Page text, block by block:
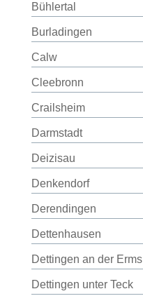
Bühlertal
Burladingen
Calw
Cleebronn
Crailsheim
Darmstadt
Deizisau
Denkendorf
Derendingen
Dettenhausen
Dettingen an der Erms
Dettingen unter Teck